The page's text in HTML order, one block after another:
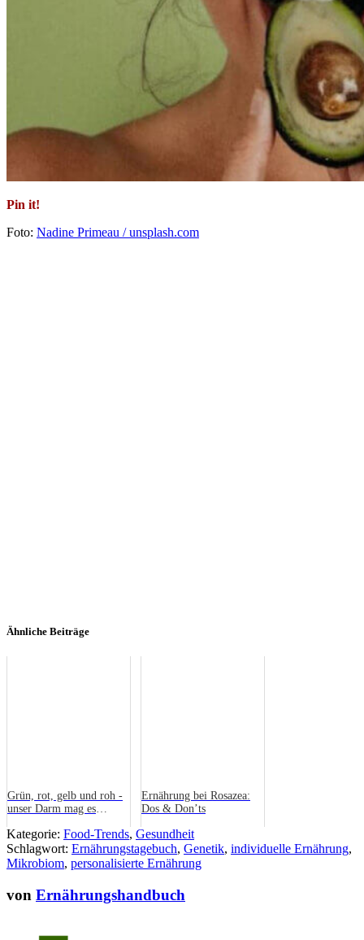
Pin it!
Foto: Nadine Primeau / unsplash.com
Ähnliche Beiträge
Grün, rot, gelb und roh -
unser Darm mag es
Ernährung bei Rosazea:
Dos & Don’ts
Kategorie: Food-Trends, Gesundheit
Schlagwort: Ernährungstagebuch, Genetik, individuelle Ernährung,
Mikrobiom, personalisierte Ernährung
von Ernährungshandbuch